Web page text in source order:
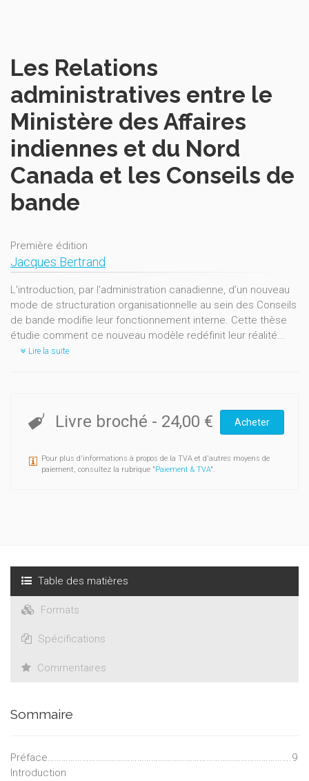
Les Relations
administratives entre le
Ministère des Affaires
indiennes et du Nord
Canada et les Conseils de
bande
Première édition
Jacques Bertrand
L'introduction, par l'administration canadienne, d’un nouveau
mode de structuration organisationnelle au sein des Conseils
de bande modifie leur fonctionnement interne. Cette thèse
étudie comment ce nouveau modèle redéfinit leur réalité...
Lire la suite
Livre broché - 24,00 € Acheter
Pour plus d'informations à propos de la TVA et d'autres moyens de
paiement, consultez la rubrique "Paiement & TVA".
Table des matières
Formats
Spécifications
Commentaires
Sommaire
Préface…………………………………………………………………………………………….9
Introduction